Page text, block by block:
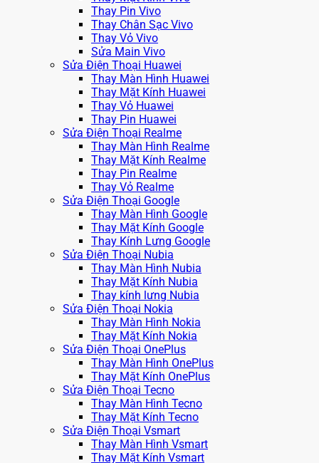
Thay Pin Vivo
Thay Chân Sạc Vivo
Thay Vỏ Vivo
Sửa Main Vivo
Sửa Điện Thoại Huawei
Thay Màn Hình Huawei
Thay Mặt Kính Huawei
Thay Vỏ Huawei
Thay Pin Huawei
Sửa Điện Thoại Realme
Thay Màn Hình Realme
Thay Mặt Kính Realme
Thay Pin Realme
Thay Vỏ Realme
Sửa Điện Thoại Google
Thay Màn Hình Google
Thay Mặt Kính Google
Thay Kính Lưng Google
Sửa Điện Thoại Nubia
Thay Màn Hình Nubia
Thay Mặt Kính Nubia
Thay kính lưng Nubia
Sửa Điện Thoại Nokia
Thay Màn Hình Nokia
Thay Mặt Kính Nokia
Sửa Điện Thoại OnePlus
Thay Màn Hình OnePlus
Thay Mặt Kính OnePlus
Sửa Điện Thoại Tecno
Thay Màn Hình Tecno
Thay Mặt Kính Tecno
Sửa Điện Thoại Vsmart
Thay Màn Hình Vsmart
Thay Mặt Kính Vsmart